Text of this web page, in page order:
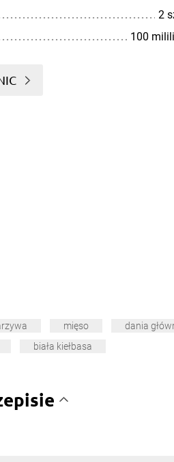
2
100
mięso dania
biała kiełbasa